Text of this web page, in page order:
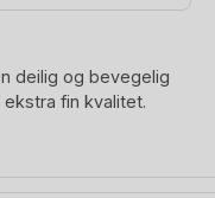
deilig og bevegelig
fin kvalitet.
For å
med tanke på